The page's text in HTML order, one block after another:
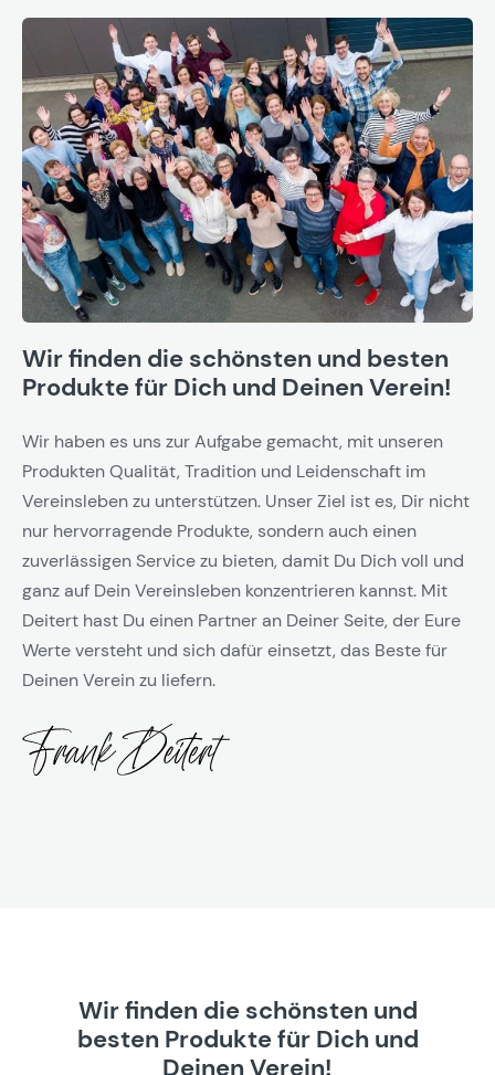
Wir finden die schönsten und besten
Produkte für Dich und Deinen Verein!
Wir haben es uns zur Aufgabe gemacht, mit unseren
Produkten Qualität, Tradition und Leidenschaft im
Vereinsleben zu unterstützen. Unser Ziel ist es, Dir nicht
nur hervorragende Produkte, sondern auch einen
zuverlässigen Service zu bieten, damit Du Dich voll und
ganz auf Dein Vereinsleben konzentrieren kannst. Mit
Deitert hast Du einen Partner an Deiner Seite, der Eure
Werte versteht und sich dafür einsetzt, das Beste für
Deinen Verein zu liefern.
Wir finden die schönsten und
besten Produkte für Dich und
Deinen Verein!